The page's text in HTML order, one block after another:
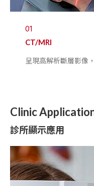
01
CT/MRI
呈現高解析斷層影像
Clinic
診所顯示應用